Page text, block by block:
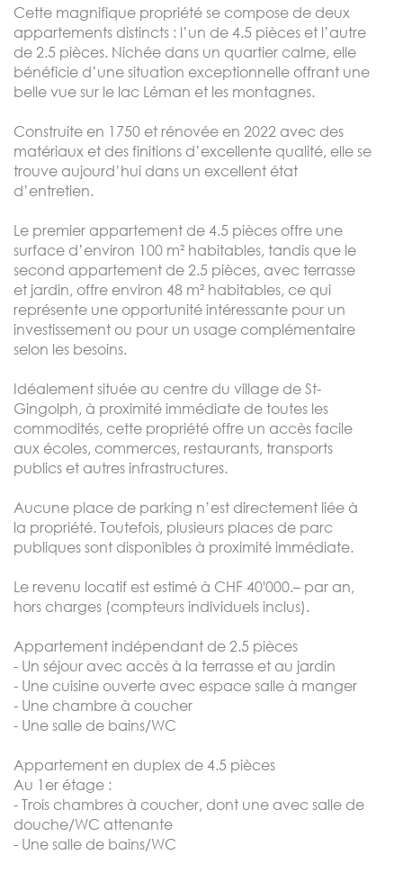
Cette magnifique propriété se compose de deux
appartements distincts : l’un de 4.5 pièces et l’autre
de 2.5 pièces. Nichée dans un quartier calme, elle
bénéficie d’une situation exceptionnelle offrant une
belle vue sur le lac Léman et les montagnes.
Construite en 1750 et rénovée en 2022 avec des
matériaux et des finitions d’excellente qualité, elle se
trouve aujourd’hui dans un excellent état
d’entretien.
Le premier appartement de 4.5 pièces offre une
surface d’environ 100 m² habitables, tandis que le
second appartement de 2.5 pièces, avec terrasse
et jardin, offre environ 48 m² habitables, ce qui
représente une opportunité intéressante pour un
investissement ou pour un usage complémentaire
selon les besoins.
Idéalement située au centre du village de St-
Gingolph, à proximité immédiate de toutes les
commodités, cette propriété offre un accès facile
aux écoles, commerces, restaurants, transports
publics et autres infrastructures.
Aucune place de parking n’est directement liée à
la propriété. Toutefois, plusieurs places de parc
publiques sont disponibles à proximité immédiate.
Le revenu locatif est estimé à CHF 40'000.– par an,
hors charges (compteurs individuels inclus).
Appartement indépendant de 2.5 pièces
- Un séjour avec accès à la terrasse et au jardin
- Une cuisine ouverte avec espace salle à manger
- Une chambre à coucher
- Une salle de bains/WC
Appartement en duplex de 4.5 pièces
Au 1er étage :
- Trois chambres à coucher, dont une avec salle de
douche/WC attenante
- Une salle de bains/WC